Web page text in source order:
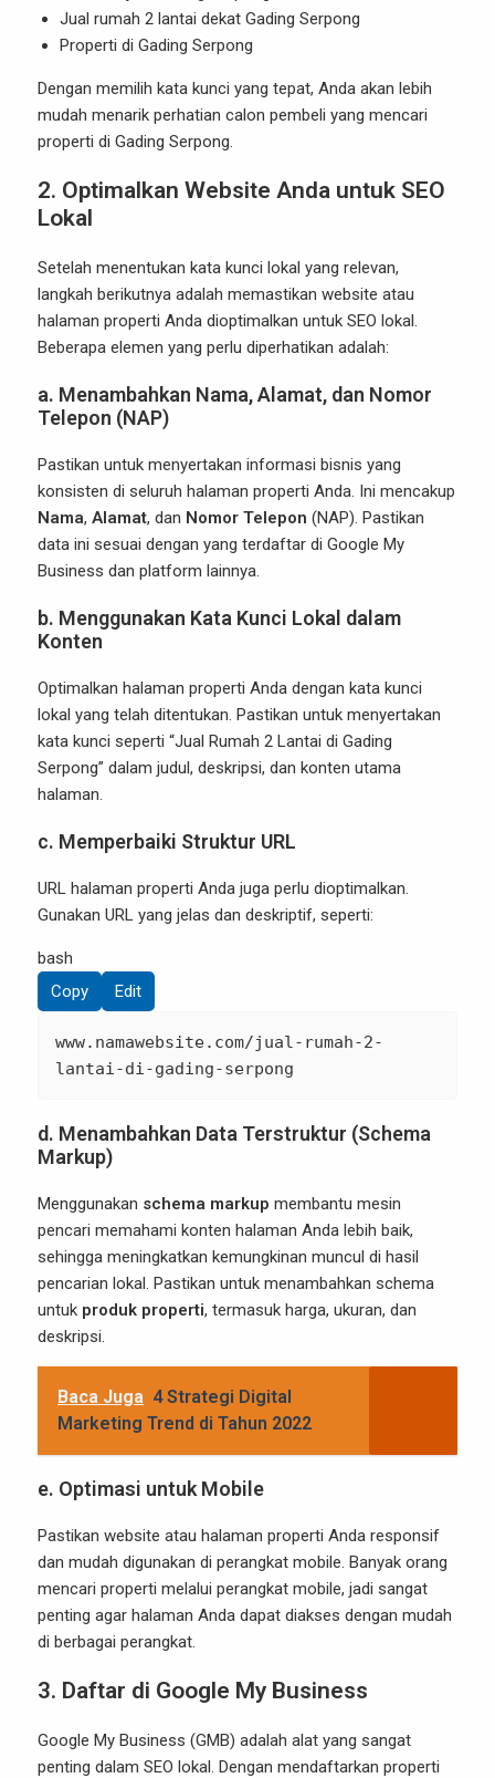
Jual rumah 2 lantai dekat Gading Serpong
Properti di Gading Serpong
Dengan memilih kata kunci yang tepat, Anda akan lebih
mudah menarik perhatian calon pembeli yang mencari
properti di Gading Serpong.
2. Optimalkan Website Anda untuk SEO
Lokal
Setelah menentukan kata kunci lokal yang relevan,
langkah berikutnya adalah memastikan website atau
halaman properti Anda dioptimalkan untuk SEO lokal.
Beberapa elemen yang perlu diperhatikan adalah:
a. Menambahkan Nama, Alamat, dan Nomor
Telepon (NAP)
Pastikan untuk menyertakan informasi bisnis yang
konsisten di seluruh halaman properti Anda. Ini mencakup
Nama, Alamat, dan Nomor Telepon (NAP). Pastikan
data ini sesuai dengan yang terdaftar di Google My
Business dan platform lainnya.
b. Menggunakan Kata Kunci Lokal dalam
Konten
Optimalkan halaman properti Anda dengan kata kunci
lokal yang telah ditentukan. Pastikan untuk menyertakan
kata kunci seperti “Jual Rumah 2 Lantai di Gading
Serpong” dalam judul, deskripsi, dan konten utama
halaman.
c. Memperbaiki Struktur URL
URL halaman properti Anda juga perlu dioptimalkan.
Gunakan URL yang jelas dan deskriptif, seperti:
bash
Copy
Edit
www.namawebsite.com/jual-rumah-2-
lantai-di-gading-serpong
d. Menambahkan Data Terstruktur (Schema
Markup)
Menggunakan schema markup membantu mesin
pencari memahami konten halaman Anda lebih baik,
sehingga meningkatkan kemungkinan muncul di hasil
pencarian lokal. Pastikan untuk menambahkan schema
untuk produk properti, termasuk harga, ukuran, dan
deskripsi.
Baca Juga 4 Strategi Digital
Marketing Trend di Tahun 2022
e. Optimasi untuk Mobile
Pastikan website atau halaman properti Anda responsif
dan mudah digunakan di perangkat mobile. Banyak orang
mencari properti melalui perangkat mobile, jadi sangat
penting agar halaman Anda dapat diakses dengan mudah
di berbagai perangkat.
3. Daftar di Google My Business
Google My Business (GMB) adalah alat yang sangat
penting dalam SEO lokal. Dengan mendaftarkan properti